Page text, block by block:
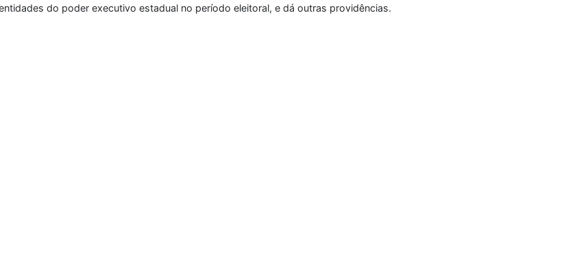
do poder executivo estadual no período eleitoral, e dá outras providências.